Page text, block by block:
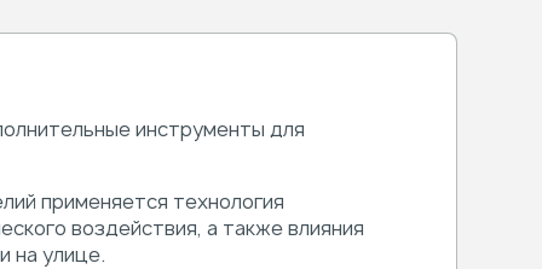
инструменты для
применяется технология
воздействия, а также влияния
на улице.